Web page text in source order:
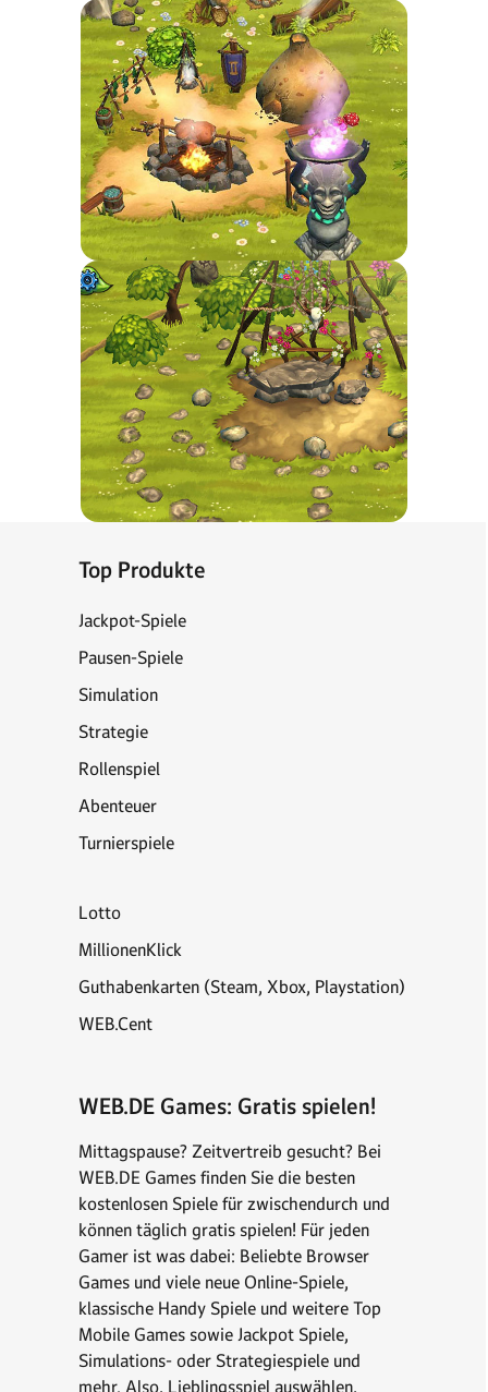
Top Produkte
Jackpot-Spiele
Pausen-Spiele
Simulation
Strategie
Rollenspiel
Abenteuer
Turnierspiele
Lotto
MillionenKlick
Guthabenkarten (Steam, Xbox, Playstation)
WEB.Cent
WEB.DE Games: Gratis spielen!
Mittagspause? Zeitvertreib gesucht? Bei
WEB.DE Games finden Sie die besten
kostenlosen Spiele für zwischendurch und
können täglich gratis spielen! Für jeden
Gamer ist was dabei: Beliebte Browser
Games und viele neue Online-Spiele,
klassische Handy Spiele und weitere Top
Mobile Games sowie Jackpot Spiele,
Simulations- oder Strategiespiele und
mehr. Also, Lieblingsspiel auswählen,